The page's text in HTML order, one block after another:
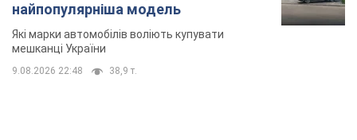
найпопулярніша модель
Які марки автомобілів воліють купувати
мешканці України
9.08.2026 22:48 38,9 т.